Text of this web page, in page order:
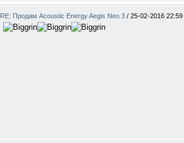
RE: Продам Acoustic Energy Aegis Neo 3 / 25-02-2016 22:59